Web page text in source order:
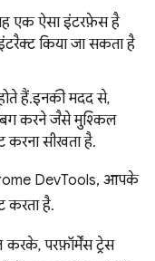
एक ऐसा इंटरफ़ेस है
किया जा सकता है
हैं. इनकी मदद से,
करने जैसे मुश्किल
सीखता है.
DevTools, आपके
करता है.
परफ़ॉर्मेंस ट्रेस